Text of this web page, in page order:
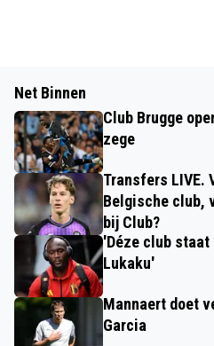
Net Binnen
Club Brugge
zege
Transfers LIVE.
Belgische club,
bij Club?
'Déze club
Lukaku'
Mannaert doet
Garcia